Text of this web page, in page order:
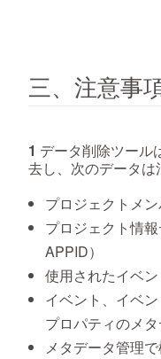
三、注意事
1 データ削除ツール
去し、次のデータは
プロジェクトメ
プロジェクト情
APPID）
使用されたイベ
イベント、イベ
プロパティのメタ
メタデータ管理